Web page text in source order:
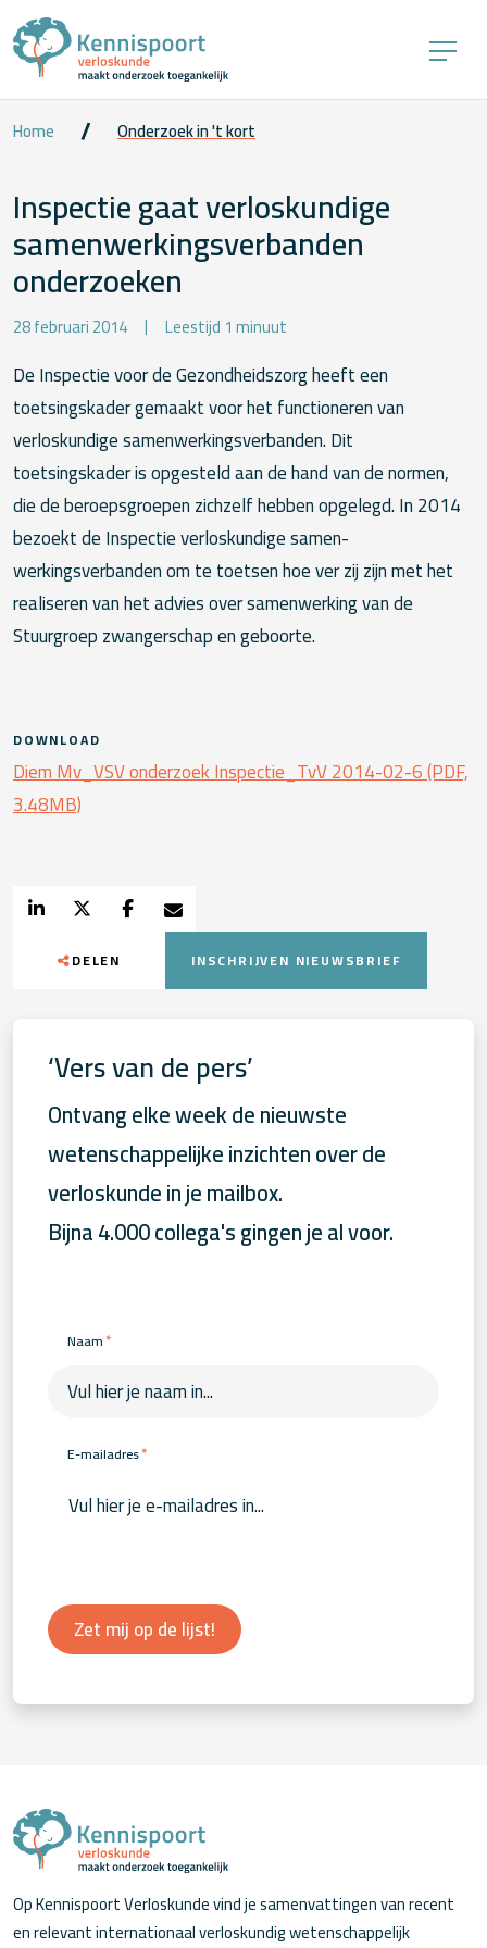
Home Onderzoek in 't kort
Inspectie gaat verloskundige
samenwerkingsverbanden
onderzoeken
28 februari 2014 Leestijd 1 minuut
De Inspectie voor de Gezondheidszorg heeft een
toetsingskader gemaakt voor het functio­neren van
verloskundige samenwerkings­verbanden. Dit
toetsingskader is opgesteld aan de hand van de normen,
die de beroeps­groepen zichzelf hebben opgelegd. In 2014
bezoekt de Inspectie verloskundige samen­
werkingsverbanden om te toetsen hoe ver zij zijn met het
realiseren van het advies over samenwerking van de
Stuurgroep zwanger­schap en geboorte.
DOWNLOAD
Diem Mv_VSV onderzoek Inspectie_TvV 2014-02-6 (PDF,
3.48MB)
DELEN INSCHRIJVEN NIEUWSBRIEF
‘Vers van de pers’
Ontvang elke week de nieuwste
wetenschappelijke inzichten over de
verloskunde in je mailbox.
Bijna 4.000 collega's gingen je al voor.
Naam*
E-mailadres*
Zet mij op de lijst!
Op Kennispoort Verloskunde vind je samenvattingen van recent
en relevant internationaal verloskundig wetenschappelijk